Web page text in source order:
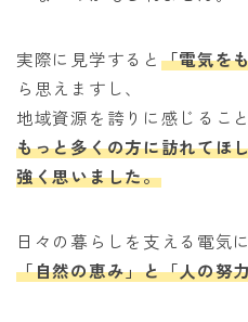
実際に見学すると 「電気を
ら思えますし、
地域資源を誇りに感じるこ
もっと多くの方に訪れてほ
強く思いました。
日々の暮らしを支える電気に
「自然の恵み」と「人の努